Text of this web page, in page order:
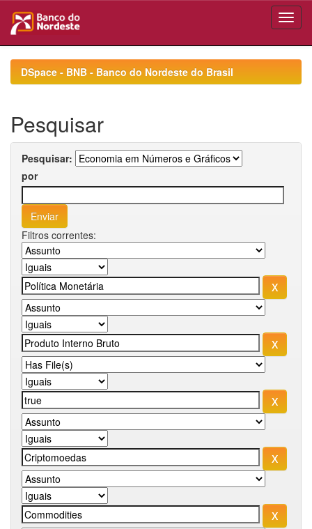
navigationDSpace - BNB - Banco do Nordeste do Brasil
Pesquisar
Pesquisar:
por
Filtros correntes: